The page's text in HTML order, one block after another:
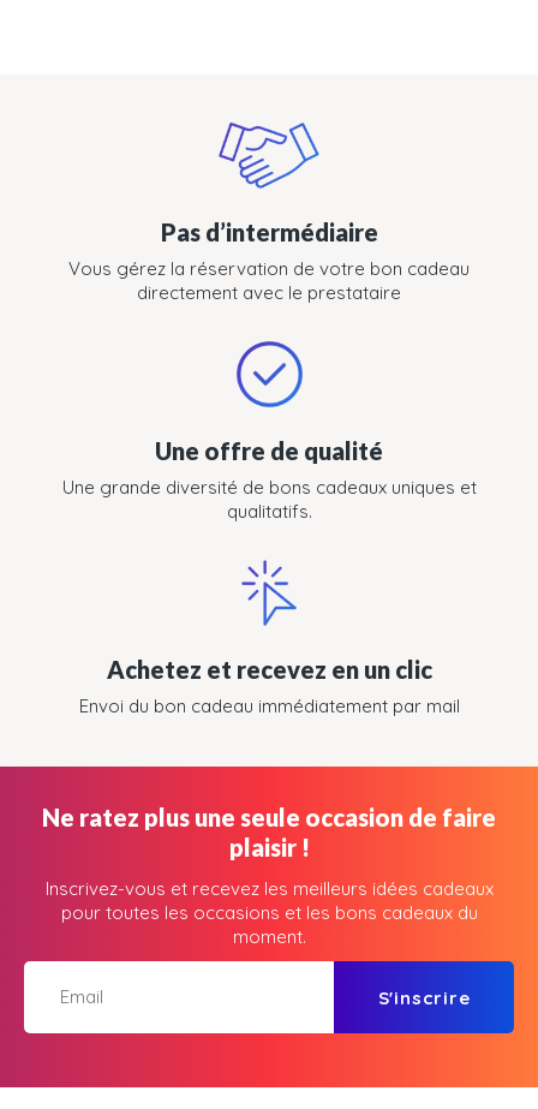
Pas d’intermédiaire
Vous gérez la réservation de votre bon cadeau
directement avec le prestataire
Une offre de qualité
Une grande diversité de bons cadeaux uniques et
qualitatifs.
Achetez et recevez en un clic
Envoi du bon cadeau immédiatement par mail
Ne ratez plus une seule occasion de faire
plaisir !
Inscrivez-vous et recevez les meilleurs idées cadeaux
pour toutes les occasions et les bons cadeaux du
moment.
S'inscrire